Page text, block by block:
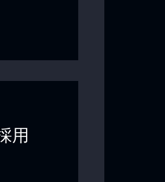
用